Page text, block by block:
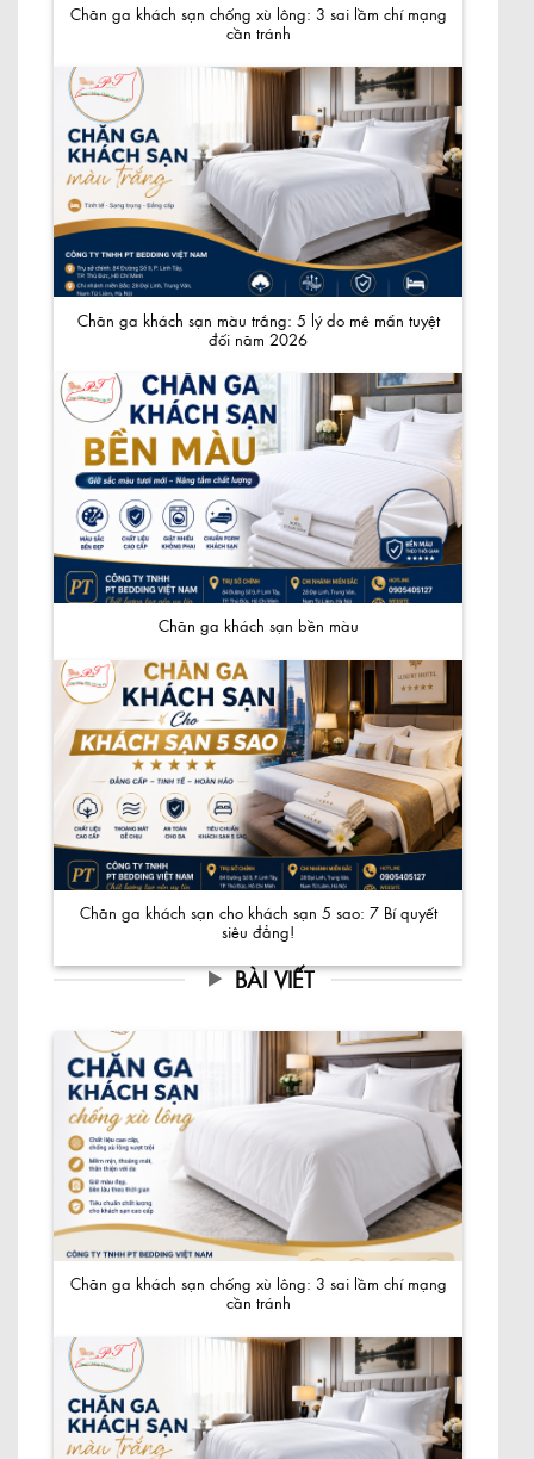
Chăn ga khách sạn chống xù lông: 3 sai lầm chí mạng
cần tránh
Chăn ga khách sạn màu trắng: 5 lý do mê mẩn tuyệt
đối năm 2026
Chăn ga khách sạn bền màu
Chăn ga khách sạn cho khách sạn 5 sao: 7 Bí quyết
siêu đẳng!
BÀI VIẾT
Chăn ga khách sạn chống xù lông: 3 sai lầm chí mạng
cần tránh